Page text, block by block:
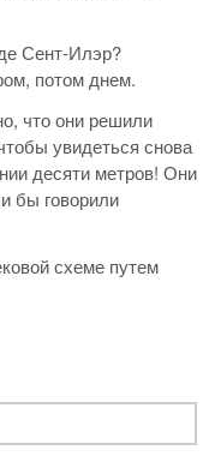
Сент-Илэр?
потом днем.
что они решили
увидеться снова
десяти метров! Они
бы говорили
схеме путем